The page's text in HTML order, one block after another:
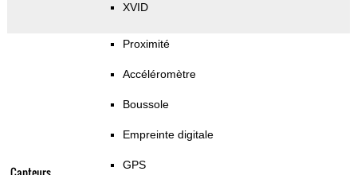
XVID
Proximité
Accéléromètre
Boussole
Empreinte digitale
GPS